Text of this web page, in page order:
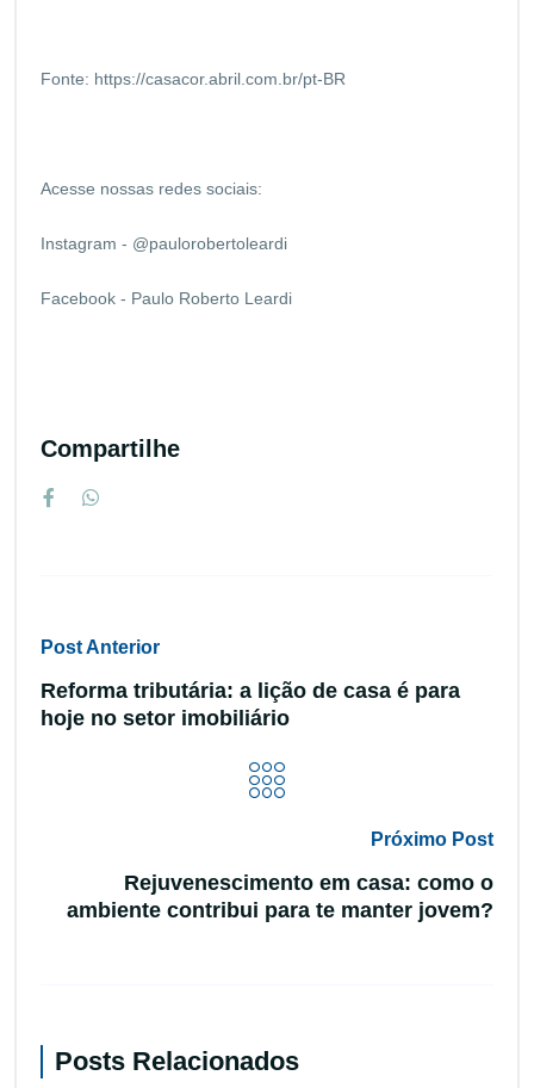
Fonte: https://casacor.abril.com.br/pt-BR
Acesse nossas redes sociais:
Instagram - @paulorobertoleardi
Facebook - Paulo Roberto Leardi
Compartilhe
Post Anterior
Reforma tributária: a lição de casa é para
hoje no setor imobiliário
Próximo Post
Rejuvenescimento em casa: como o
ambiente contribui para te manter jovem?
Posts Relacionados